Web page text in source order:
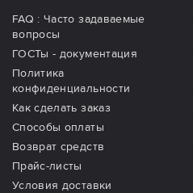
FAQ : Часто задаваемые
вопросы
ГОСТы - документация
Политика
конфиденциальности
Как сделать заказ
Способы оплаты
Возврат средств
Прайс-листы
Условия доставки